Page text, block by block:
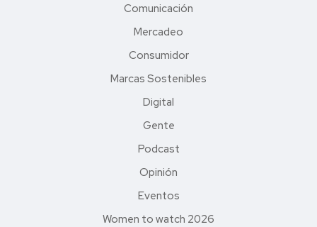
Comunicación
Mercadeo
Consumidor
Marcas Sostenibles
Digital
Gente
Podcast
Opinión
Eventos
Women to watch 2026